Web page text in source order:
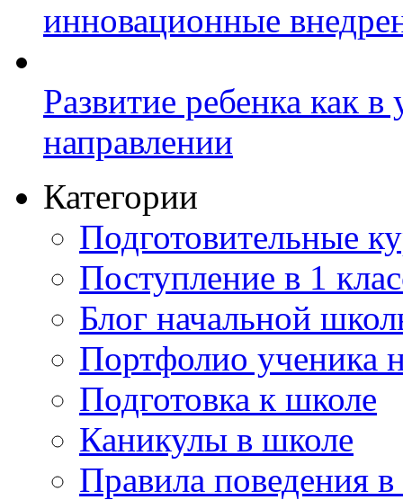
инновационные
Развитие ребенка как
направлении
Категории
Подготовительные
Поступление в 1
Блог начальной
Портфолио ученика
Подготовка к школе
Каникулы в школе
Правила поведения